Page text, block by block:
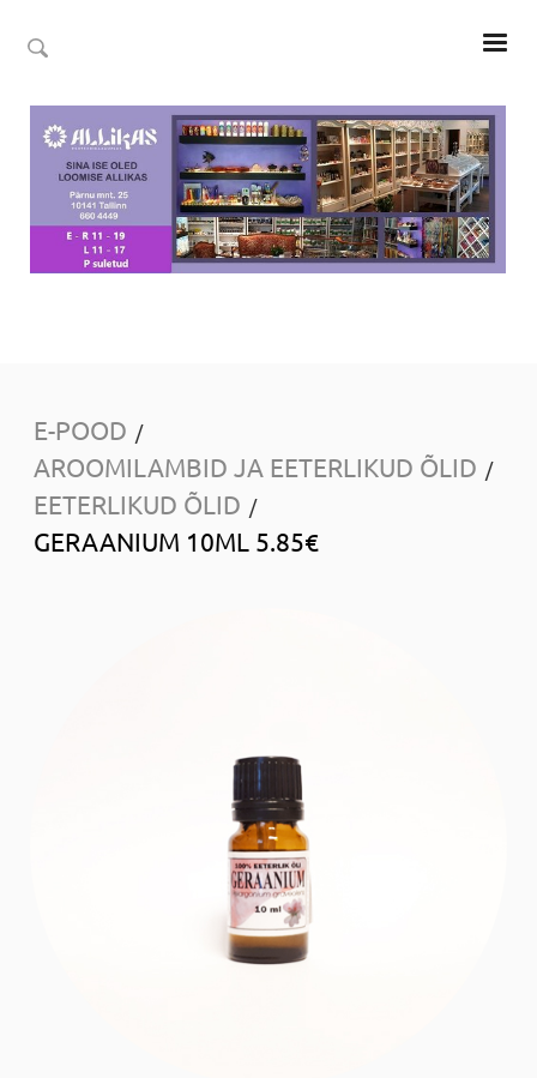
E-POOD /
AROOMILAMBID JA EETERLIKUD ÕLID /
EETERLIKUD ÕLID /
GERAANIUM 10ML 5.85€